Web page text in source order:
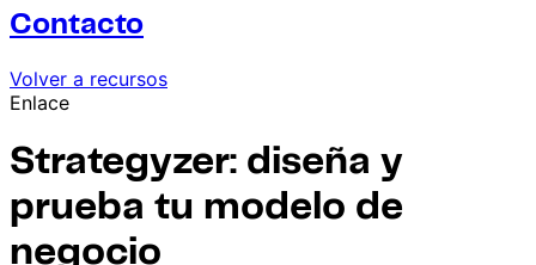
Contacto
Volver a recursos
Enlace
Strategyzer: diseña y
prueba tu modelo de
negocio